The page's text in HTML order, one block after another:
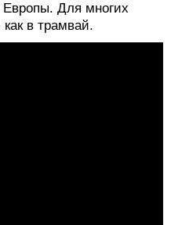
Европы. Для многих
в трамвай.